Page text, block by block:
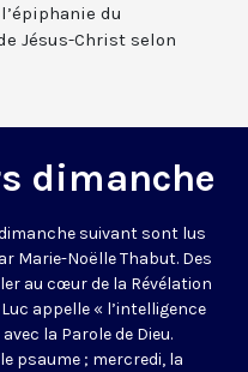
du
Jésus-Christ selon
dimanche
suivant sont lus
Marie-Noëlle Thabut. Des
au cœur de la Révélation
appelle « l’intelligence
la Parole de Dieu.
psaume ; mercredi, la